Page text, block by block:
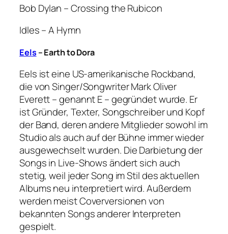
Bob Dylan – Crossing the Rubicon
Idles – A Hymn
Eels– Earth to Dora
Eels ist eine US-amerikanische Rockband,
die von Singer/Songwriter Mark Oliver
Everett – genannt E – gegründet wurde. Er
ist Gründer, Texter, Songschreiber und Kopf
der Band, deren andere Mitglieder sowohl im
Studio als auch auf der Bühne immer wieder
ausgewechselt wurden. Die Darbietung der
Songs in Live-Shows ändert sich auch
stetig, weil jeder Song im Stil des aktuellen
Albums neu interpretiert wird. Außerdem
werden meist Coverversionen von
bekannten Songs anderer Interpreten
gespielt.